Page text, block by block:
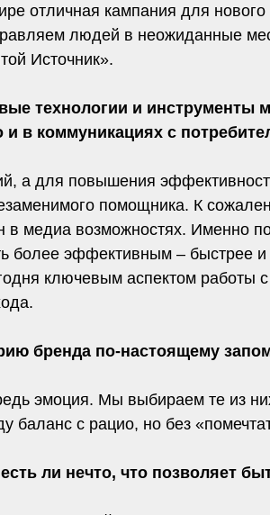
отличная кампания для нового
людей в неожиданные
Источник».
технологии и
и в коммуникациях с
а для повышения
помощника. К
в медиа возможностях. Именно
более эффективным – быстрее
ключевым аспектом работы
бренда по-настоящему
эмоция. Мы выбираем те из
баланс с рацио, но без
ли нечто, что позволяет